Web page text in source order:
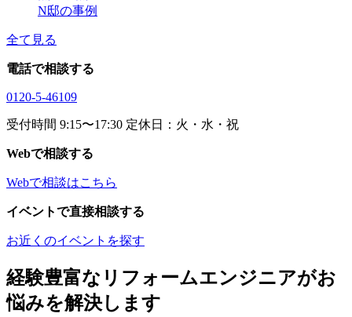
N邸の事例
全て見る
電話で相談する
0120-5-46109
受付時間 9:15〜17:30 定休日：火・水・祝
Webで相談する
Webで相談はこちら
イベントで直接相談する
お近くのイベントを探す
経験豊富なリフォームエンジニアがお
悩みを解決します